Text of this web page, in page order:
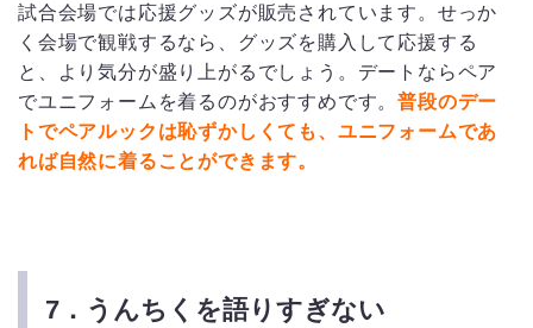
試合会場では応援グッズが販売されています。せっか
く会場で観戦するなら、グッズを購入して応援する
と、より気分が盛り上がるでしょう。デートならペア
でユニフォームを着るのがおすすめです。普段のデー
トでペアルックは恥ずかしくても、ユニフォームであ
れば自然に着ることができます。
7．うんちくを語りすぎない